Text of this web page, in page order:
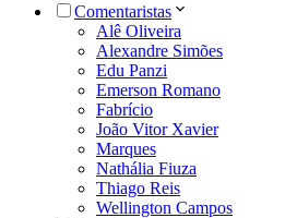
Comentaristas
Alê Oliveira
Alexandre Simões
Edu Panzi
Emerson Romano
Fabrício
João Vitor Xavier
Marques
Nathália Fiuza
Thiago Reis
Wellington Campos